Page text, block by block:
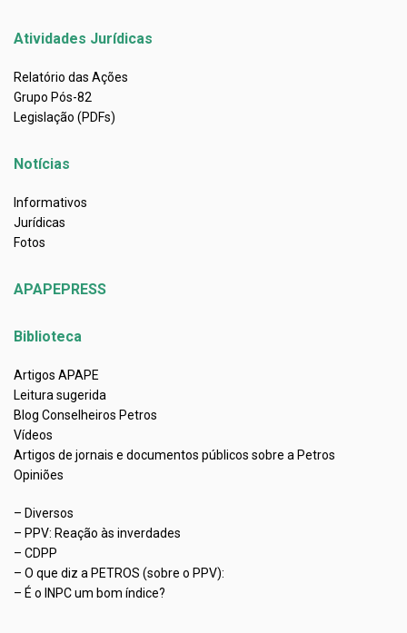
Atividades Jurídicas
Relatório das Ações
Grupo Pós-82
Legislação (PDFs)
Notícias
Informativos
Jurídicas
Fotos
APAPEPRESS
Biblioteca
Artigos APAPE
Leitura sugerida
Blog Conselheiros Petros
Vídeos
Artigos de jornais e documentos públicos sobre a Petros
Opiniões
– Diversos
– PPV: Reação às inverdades
– CDPP
– O que diz a PETROS (sobre o PPV):
– É o INPC um bom índice?